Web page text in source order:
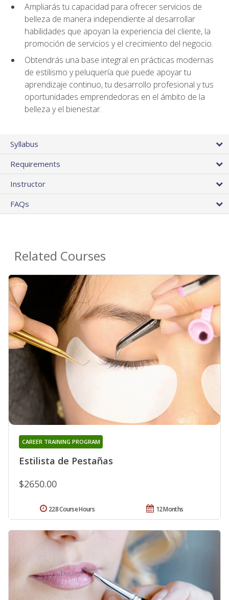
Ampliarás tu capacidad para ofrecer servicios de
belleza de manera independiente al desarrollar
habilidades que apoyan la experiencia del cliente, la
promoción de servicios y el crecimiento del negocio.
Obtendrás una base integral en prácticas modernas
de estilismo y peluquería que puede apoyar tu
aprendizaje continuo, tu desarrollo profesional y tus
oportunidades emprendedoras en el ámbito de la
belleza y el bienestar.
Syllabus
Requirements
Instructor
FAQs
Related Courses
Estilista de Pestañas
CAREER TRAINING PROGRAM
$2650.00
12 Months
228 Course Hours